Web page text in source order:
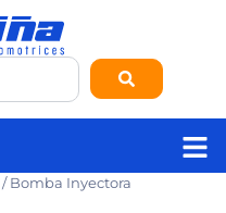
/ Bomba Inyectora